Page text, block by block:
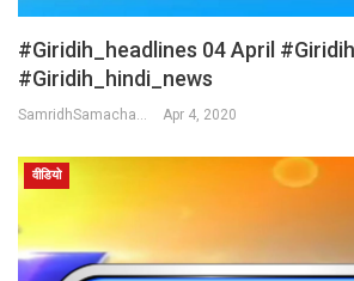
#Giridih_headlines 04 April
#giridih_hindi_news
SamridhSamachar Desk Apr 4, 2020
वीडियो